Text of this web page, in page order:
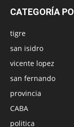
CATEGORÍA
tigre
san isidro
vicente lopez
san fernando
provincia
CABA
politica